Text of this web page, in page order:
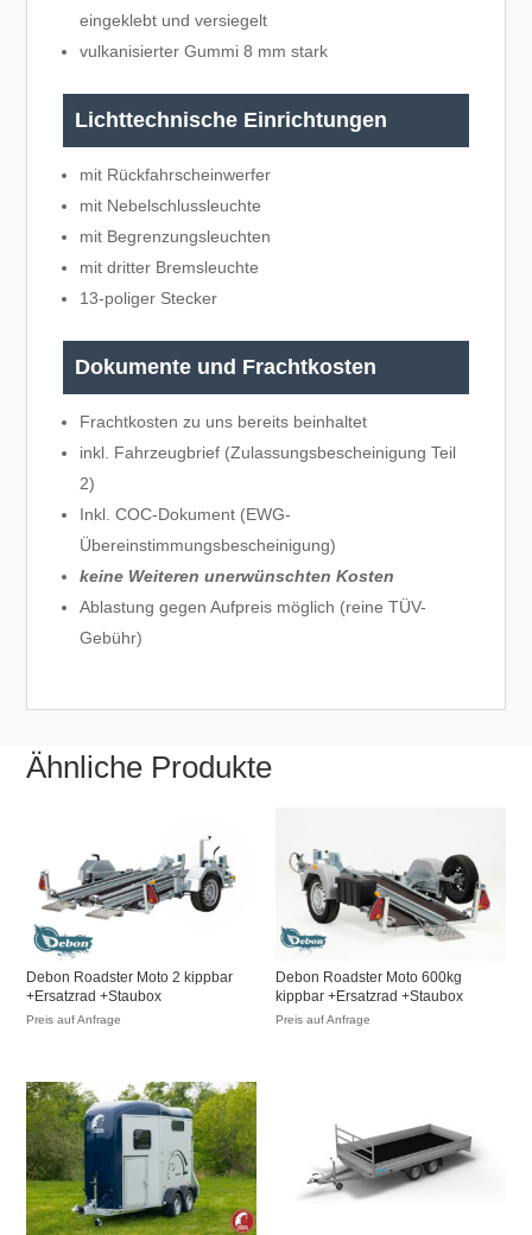
eingeklebt und versiegelt
vulkanisierter Gummi 8 mm stark
Lichttechnische Einrichtungen
mit Rückfahrscheinwerfer
mit Nebelschlussleuchte
mit Begrenzungsleuchten
mit dritter Bremsleuchte
13-poliger Stecker
Dokumente und Frachtkosten
Frachtkosten zu uns bereits beinhaltet
inkl. Fahrzeugbrief (Zulassungsbescheinigung Teil
2)
Inkl. COC-Dokument (EWG-
Übereinstimmungsbescheinigung)
keine Weiteren unerwünschten Kosten
Ablastung gegen Aufpreis möglich (reine TÜV-
Gebühr)
Ähnliche Produkte
Debon Roadster Moto 2 kippbar
+Ersatzrad +Staubox
Preis auf Anfrage
Debon Roadster Moto 600kg
kippbar +Ersatzrad +Staubox
Preis auf Anfrage